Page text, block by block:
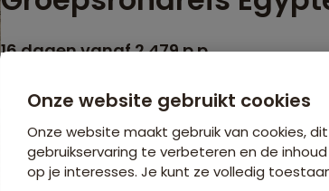
16 dagen vanaf 2.479 p.p.
Onze website gebruikt cookies
Onze website maakt gebruik van cookies,
gebruikservaring te verbeteren en de
op je interesses. Je kunt ze volledig